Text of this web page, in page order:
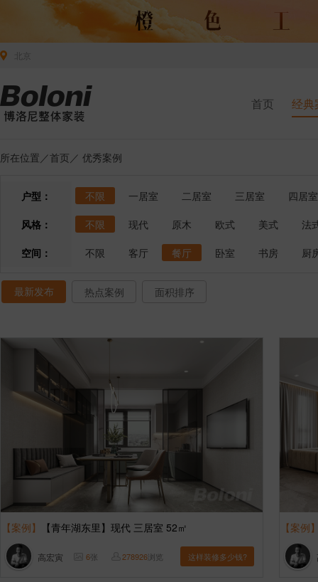
首页 经典
所在位置／首页 ／ 优秀案例
户型： 不限 一居室 二居室 三居室
四居室
风格：
不限 现代 原木 欧式 美式
法
空间：
不限 客厅 餐厅 卧室 书房 厨
最新发布 热点案例 面积排序
【案例】 【青年湖东里】现代 三居室 52㎡
高宏寅 6张 278926浏览 这样装修多少钱?
【案例